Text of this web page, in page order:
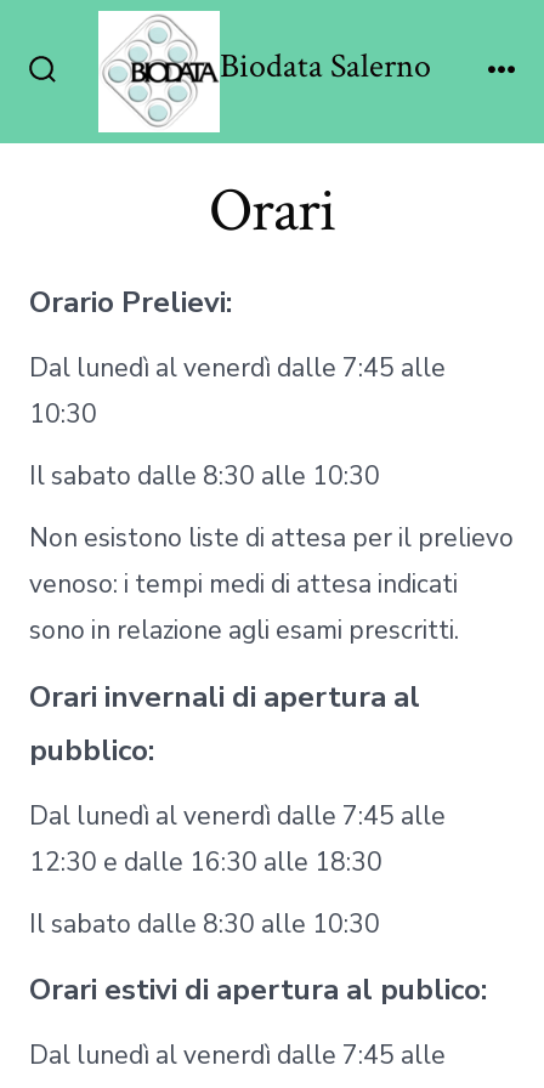
Commutatore
Biodata Salerno
Orari
Orario Prelievi:
Dal lunedì al venerdì dalle 7:45 alle
10:30
Il sabato dalle 8:30 alle 10:30
Non esistono liste di attesa per il prelievo
venoso: i tempi medi di attesa indicati
sono in relazione agli esami prescritti.
Orari invernali di apertura al
pubblico:
Dal lunedì al venerdì dalle 7:45 alle
12:30 e dalle 16:30 alle 18:30
Il sabato dalle 8:30 alle 10:30
Orari estivi di apertura al publico:
Dal lunedì al venerdì dalle 7:45 alle